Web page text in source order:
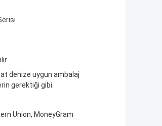
denize uygun ambalaj
gerektiği gibi.
Union, MoneyGram